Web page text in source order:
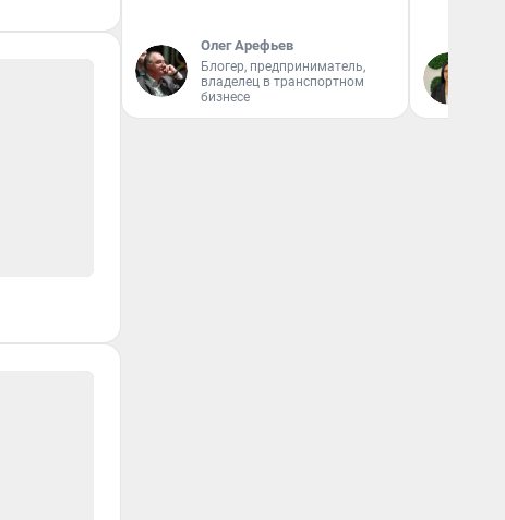
Олег Арефьев
Блогер, предприниматель,
владелец в транспортном
бизнесе